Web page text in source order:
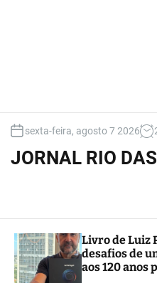
sexta-feira, agosto 7 2026
JORNAL RIO
Livro de Luiz
desafios de
aos 120 anos